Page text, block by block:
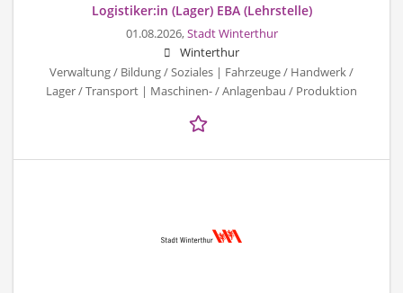
Logistiker:in (Lager) EBA (Lehrstelle)
01.08.2026,Stadt Winterthur
Winterthur
Verwaltung / Bildung / Soziales | Fahrzeuge / Handwerk /
Lager / Transport | Maschinen- / Anlagenbau / Produktion